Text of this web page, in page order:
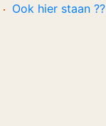
Ook hier staan ??